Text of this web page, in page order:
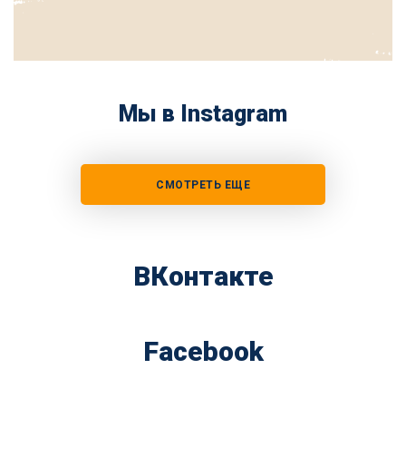
Мы в Instagram
СМОТРЕТЬ ЕЩЕ
ВКонтакте
Facebook